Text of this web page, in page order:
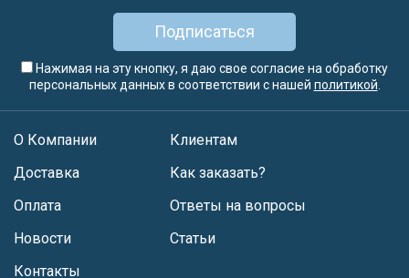
Подписаться
Нажимая на эту кнопку, я даю свое согласие на обработку
персональных данных в соответствии с нашей политикой
О Компании
Доставка
Оплата
Новости
Клиентам
Как заказать?
Ответы на вопросы
Статьи
Контакты